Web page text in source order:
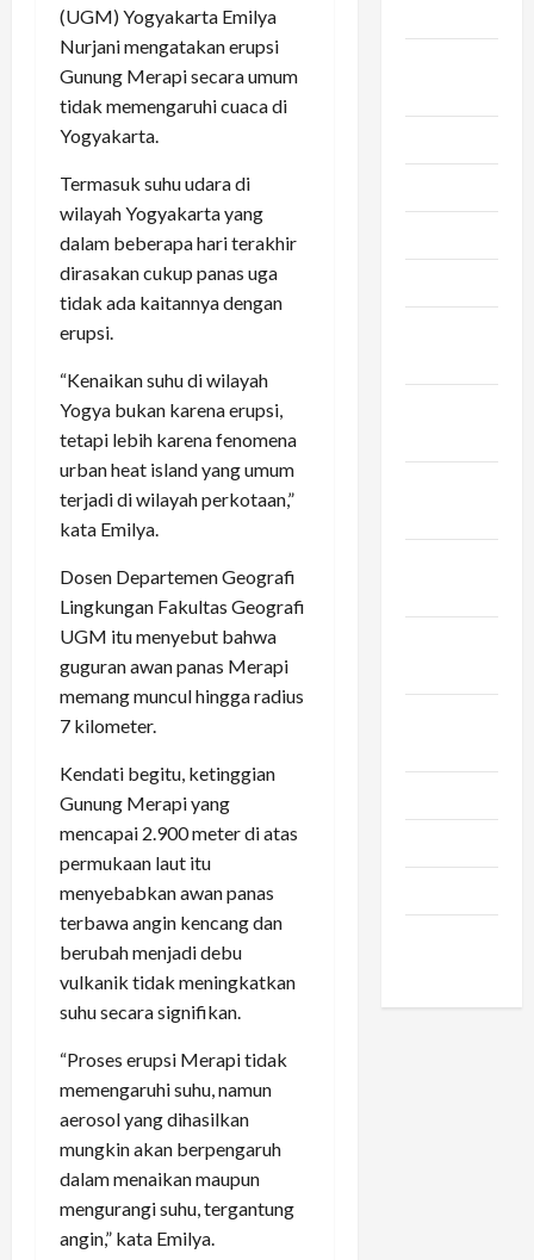
(UGM) Yogyakarta Emilya
Nurjani mengatakan erupsi
Gunung Merapi secara umum
tidak memengaruhi cuaca di
Yogyakarta.
Termasuk suhu udara di
wilayah Yogyakarta yang
dalam beberapa hari terakhir
dirasakan cukup panas uga
tidak ada kaitannya dengan
erupsi.
“Kenaikan suhu di wilayah
Yogya bukan karena erupsi,
tetapi lebih karena fenomena
urban heat island yang umum
terjadi di wilayah perkotaan,”
kata Emilya.
Dosen Departemen Geografi
Lingkungan Fakultas Geografi
UGM itu menyebut bahwa
guguran awan panas Merapi
memang muncul hingga radius
7 kilometer.
Kendati begitu, ketinggian
Gunung Merapi yang
mencapai 2.900 meter di atas
permukaan laut itu
menyebabkan awan panas
terbawa angin kencang dan
berubah menjadi debu
vulkanik tidak meningkatkan
suhu secara signifikan.
“Proses erupsi Merapi tidak
memengaruhi suhu, namun
aerosol yang dihasilkan
mungkin akan berpengaruh
dalam menaikan maupun
mengurangi suhu, tergantung
angin,” kata Emilya.